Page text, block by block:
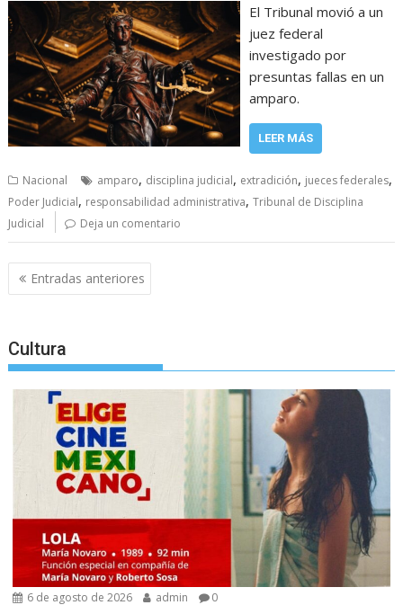
El Tribunal movió a un
juez federal
investigado por
presuntas fallas en un
amparo.
LEER MÁS
Nacional amparo, disciplina judicial, extradición, jueces federales,
Poder Judicial, responsabilidad administrativa,Tribunal de Disciplina
Judicial
Deja un comentario
Navegación
de
Entradas anteriores
Cultura
6 de agosto de 2026 admin 0